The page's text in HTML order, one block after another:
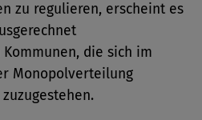
zu regulieren, erscheint es
die sich im
Monopolverteilung